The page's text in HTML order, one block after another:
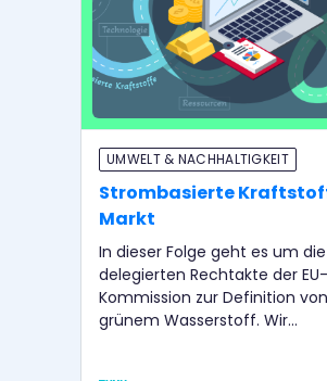
UMWELT & NACHHALTIGKEIT
Strombasierte
Markt
In dieser Folge geht es um die
delegierten Rechtakte der EU-
Kommission zur Definition von
grünem Wasserstoff. Wir